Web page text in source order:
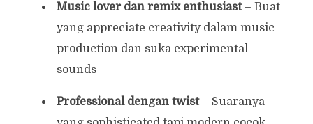
Music lover dan remix enthusiast– Buat
yang appreciate creativity dalam music
production dan suka experimental
sounds
Professional dengan twist– Suaranya